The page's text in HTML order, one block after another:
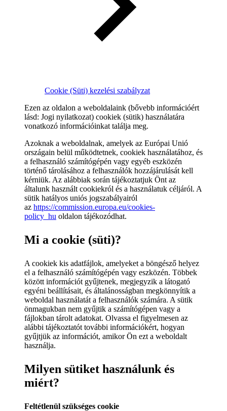
Cookie (Süti) kezelési szabályzat
Ezen az oldalon a weboldalaink (bővebb információért
lásd: Jogi nyilatkozat) cookiek (sütik) használatára
vonatkozó információinkat találja meg.
Azoknak a weboldalnak, amelyek az Európai Unió
országain belül működtetnek, cookiek használatához, és
a felhasználó számítógépén vagy egyéb eszközén
történő tárolásához a felhasználók hozzájárulását kell
kérniük. Az alábbiak során tájékoztatjuk Önt az
általunk használt cookiekról és a használatuk céljáról. A
sütik hatályos uniós jogszabályairól
az https://commission.europa.eu/cookies-
policy_hu oldalon tájékozódhat.
Mi a cookie (süti)?
A cookiek kis adatfájlok, amelyeket a böngésző helyez
el a felhasználó számítógépén vagy eszközén. Többek
között információt gyűjtenek, megjegyzik a látogató
egyéni beállításait, és általánosságban megkönnyítik a
weboldal használatát a felhasználók számára. A sütik
önmagukban nem gyűjtik a számítógépen vagy a
fájlokban tárolt adatokat. Olvassa el figyelmesen az
alábbi tájékoztatót további információkért, hogyan
gyűjtjük az információt, amikor Ön ezt a weboldalt
használja.
Milyen sütiket használunk és
miért?
Feltétlenül szükséges cookie